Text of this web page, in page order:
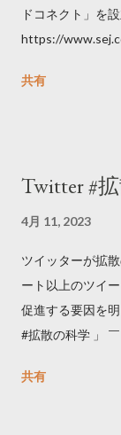
ドコネクト」を設
https://
共有
Twitter #
4月 11, 2023
ツイッターが拡
ート以上のツイ
促進する要因を
#拡散の科学 」
学しました。 ー
共有